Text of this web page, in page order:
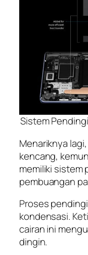
Sistem
Menariknya
kencang,
memiliki sistem
pembuangan
Proses
kondensasi.
cairan ini
dingin.